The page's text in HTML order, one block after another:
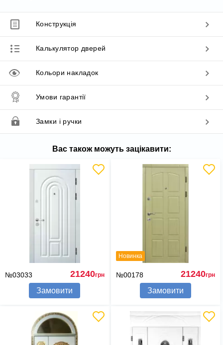
Конструкція
Калькулятор дверей
Кольори накладок
Умови гарантії
Замки і ручки
Вас також можуть зацікавити:
№03033 21240грн
Замовити
Новинка
№00178 21240грн
Замовити